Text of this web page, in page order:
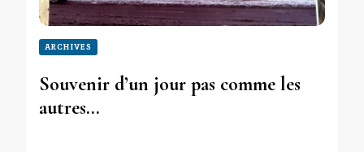
ARCHIVES
Souvenir d’un jour pas comme les
autres…